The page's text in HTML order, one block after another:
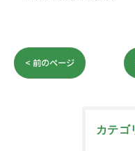
< 前のページ
カテゴ